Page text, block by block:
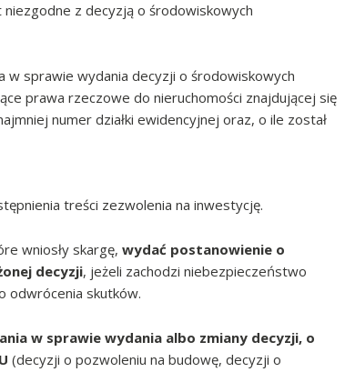
z decyzją o środowiskowych
sprawie wydania decyzji o środowiskowych
prawa rzeczowe do nieruchomości znajdującej się
numer działki ewidencyjnej oraz, o ile został
treści zezwolenia na inwestycję.
wniosły skargę, wydać postanowienie o
decyzji, jeżeli zachodzi niebezpieczeństwo
odwrócenia skutków.
w sprawie wydania albo zmiany decyzji, o
(decyzji o pozwoleniu na budowę, decyzji o